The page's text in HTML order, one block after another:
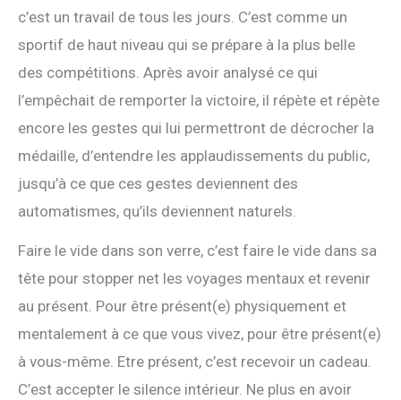
c’est un travail de tous les jours. C’est comme un
sportif de haut niveau qui se prépare à la plus belle
des compétitions. Après avoir analysé ce qui
l’empêchait de remporter la victoire, il répète et répète
encore les gestes qui lui permettront de décrocher la
médaille, d’entendre les applaudissements du public,
jusqu’à ce que ces gestes deviennent des
automatismes, qu’ils deviennent naturels.
Faire le vide dans son verre, c’est faire le vide dans sa
tête pour stopper net les voyages mentaux et revenir
au présent. Pour être présent(e) physiquement et
mentalement à ce que vous vivez, pour être présent(e)
à vous-même. Etre présent, c’est recevoir un cadeau.
C’est accepter le silence intérieur. Ne plus en avoir